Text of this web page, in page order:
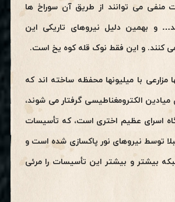
منفی می توانند از طریق آن سوراخ ها
و بهمین دلیل نیروهای تاریکی این
می کنند. و این فقط نوک قله کوه یخ است.
با میلیونها محفظه ساخته اند که
میادین الکترومغناطیسی گرفتار می شوند،
اسرای عظیم اختری است، که تأسیسات
توسط نیروهای نور پاکسازی شده است و
بیشتر و بیشتر این تأسیسات را مرئی